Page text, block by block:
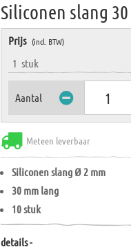
Siliconen slang
Prijs (incl. BTW)
1stuk
Aantal
Meteen leverbaar
Siliconen slang Ø 2 mm
30 mm lang
10 stuk
details -